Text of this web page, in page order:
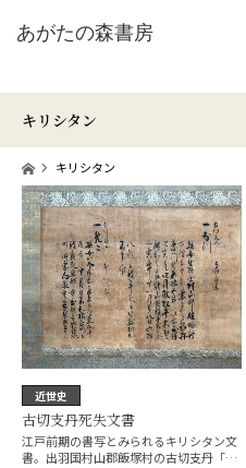
キリシタン
ホームキリシタン
近世史
古切支丹死失文書
江戸前期の書写とみられるキリシタン文
書。出羽国村山郡飯塚村の古切支丹「な